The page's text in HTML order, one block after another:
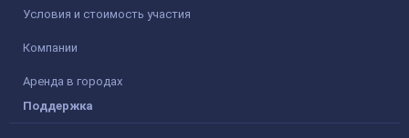
Условия и стоимость участия
Компании
Аренда в городах
Поддержка